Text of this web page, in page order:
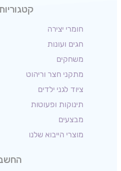
חומרי יצירה
חגים ועונות
משחקים
מתקני חצר וריהוט
ציוד לגני ילדים
תינוקות ופעוטות
מבצעים
מוצרי הייבוא שלנו